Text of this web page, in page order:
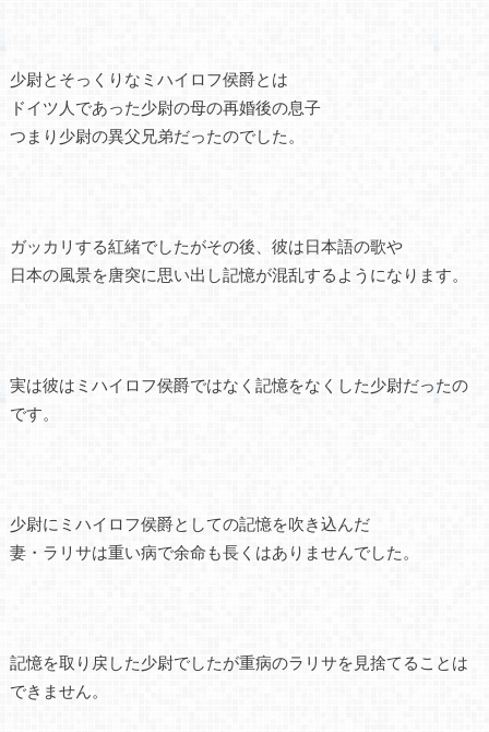
少尉とそっくりなミハイロフ侯爵とは
ドイツ人であった少尉の母の再婚後の息子
つまり少尉の異父兄弟だったのでした。
ガッカリする紅緒でしたがその後、彼は日本語の歌や
日本の風景を唐突に思い出し記憶が混乱するようになります。
実は彼はミハイロフ侯爵ではなく記憶をなくした少尉だったの
です。
少尉にミハイロフ侯爵としての記憶を吹き込んだ
妻・ラリサは重い病で余命も長くはありませんでした。
記憶を取り戻した少尉でしたが重病のラリサを見捨てることは
できません。